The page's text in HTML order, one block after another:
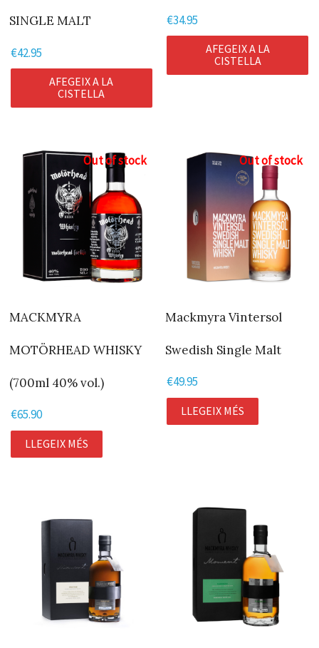
SINGLE MALT
€42.95
AFEGEIX A LA
CISTELLA
€34.95
AFEGEIX A LA
CISTELLA
Out of stock
MACKMYRA
MOTÖRHEAD WHISKY
(700ml 40% vol.)
€65.90
LLEGEIX MÉS
Out of stock
Mackmyra Vintersol
Swedish Single Malt
€49.95
LLEGEIX MÉS